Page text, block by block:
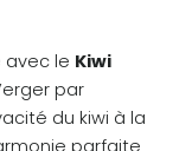
avec le Kiwi
par
du kiwi à la
parfaite